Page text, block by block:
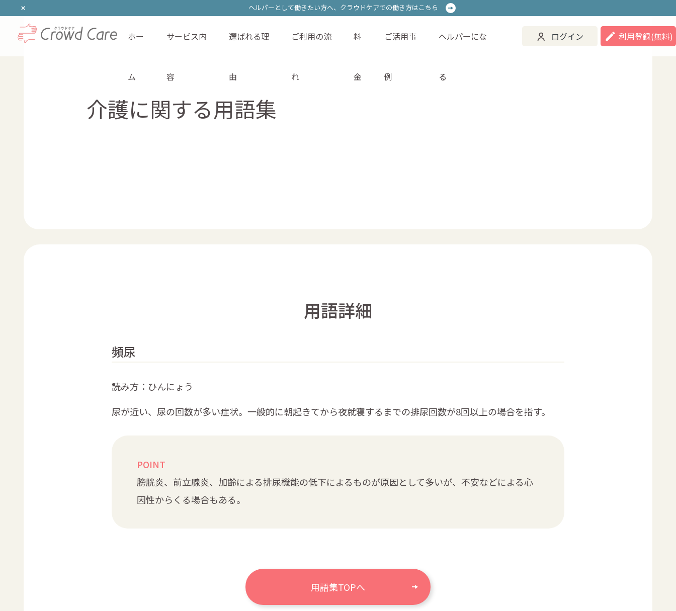
ヘルパーとして働きたい方へ、 クラウドケアでの働き方はこちら
ホーム サービス内容 選ばれる理由 ご利用の流れ 料金 ご活用事例 ヘルパーになる ログイン 登録する
ヘルパーとして働きたい方へ、 クラウドケアでの働き方はこちら
ホー
ム
サービス内
容
選ばれる理
由
ご利用の流
れ
料
金
ご活用事
例
ヘルパーにな
る
ログイン 利用登録(無料)
介護に関する用語集
用語詳細
頻尿
読み方：ひんにょう
尿が近い、尿の回数が多い症状。一般的に朝起きてから夜就寝するまでの排尿回数が8回以上の場合を指す。
POINT
膀胱炎、前立腺炎、加齢による排尿機能の低下によるものが原因として多いが、不安などによる心
因性からくる場合もある。
用語集TOPへ